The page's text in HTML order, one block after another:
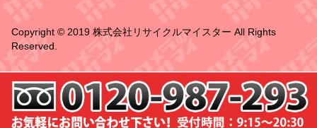
Copyright © 2019 株式会社リサイクルマイスター All Rights
Reserved.